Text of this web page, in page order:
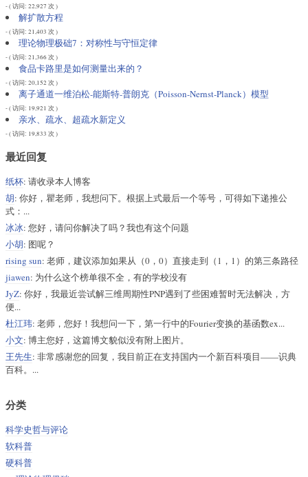
- ( 访问: 22,927 次 )
解扩散方程
- ( 访问: 21,403 次 )
理论物理极础7：对称性与守恒定律
- ( 访问: 21,366 次 )
食品卡路里是如何测量出来的？
- ( 访问: 20,152 次 )
离子通道一维泊松-能斯特-普朗克（Poisson-Nernst-Planck）模型
- ( 访问: 19,921 次 )
亲水、疏水、超疏水新定义
- ( 访问: 19,833 次 )
最近回复
纸杯: 请收录本人博客
胡: 你好，瞿老师，我想问下。根据上式最后一个等号，可得如下递推公
式：...
冰冰: 您好，请问你解决了吗？我也有这个问题
小胡: 图呢？
rising sun: 老师，建议添加如果从（0，0）直接走到（1，1）的第三条路径
jiawen: 为什么这个榜单很不全，有的学校没有
JyZ: 你好，我最近尝试解三维周期性PNP遇到了些困难暂时无法解决，方
便...
杜江玮: 老师，您好！我想问一下，第一行中的Fourier变换的基函数ex...
小文: 博主您好，这篇博文貌似没有附上图片。
王先生: 非常感谢您的回复，我目前正在支持国内一个新百科项目——识典
百科。...
分类
科学史哲与评论
软科普
硬科普